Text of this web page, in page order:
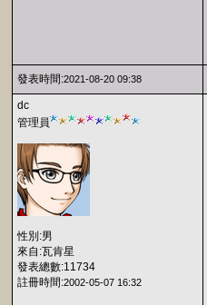
發表時間:2021-08-20 09:38
dc
管理員
性別:男
來自:瓦肯星
發表總數:11734
註冊時間:2002-05-07 16:32